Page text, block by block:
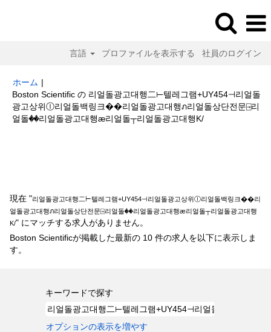
言語 プロファイルを表示する 社員のログイン
ホーム |
Boston Scientific の 리얼돌광고대행二⊢텔레그램+UY454⊣리얼돌
광고상위Ⓘ리얼돌백링크��리얼돌광고대행ภ리얼돌상단전문⍈리
얼돌��리얼돌광고대행ӕ리얼돌┬리얼돌광고대행K/(現
現在 "리얼돌광고대행二⊢텔레그램+UY454⊣리얼돌광고상위Ⓘ리얼돌백링크��리
얼돌광고대행ภ리얼돌상단전문⍈리얼돌��리얼돌광고대행ӕ리얼돌┬리얼돌광고대행
K/" にマッチする求人がありません。
Boston Scientificが掲載した最新の 10 件の求人を以下に表示しま
す。
キーワードで探す
オプションの表示を増やす